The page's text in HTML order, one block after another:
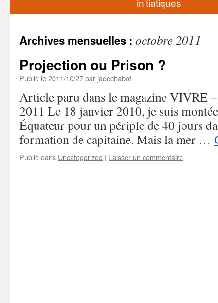
initiatiques
Archives mensuelles : octobre 2011
Projection ou Prison ?
Publié le2011/10/27par jadechabot
Article paru dans le magazine VIVRE
2011 Le 18 janvier 2010, je suis
Équateur pour un périple de 40 jours
formation de capitaine. Mais la mer …
Publié dans Uncategorized | Laisser un commentaire